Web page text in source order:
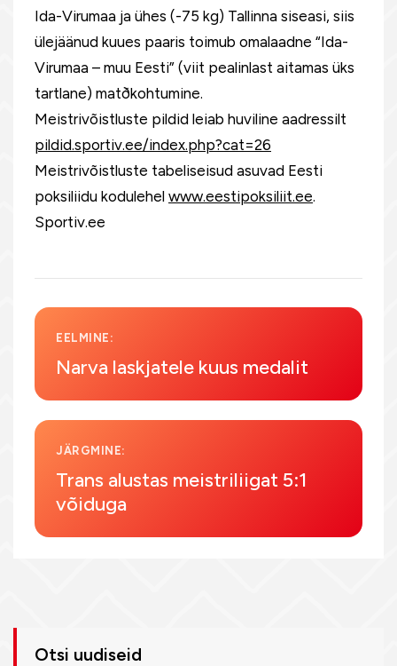
Ida-Virumaa ja ühes (-75 kg) Tallinna siseasi, siis
ülejäänud kuues paaris toimub omalaadne “Ida-
Virumaa – muu Eesti” (viit pealinlast aitamas üks
tartlane) matðkohtumine.
Meistrivõistluste pildid leiab huviline aadressilt
pildid.sportiv.ee/index.php?cat=26
Meistrivõistluste tabeliseisud asuvad Eesti
poksiliidu kodulehel www.eestipoksiliit.ee.
Sportiv.ee
EELMINE:
Narva laskjatele kuus medalit
JÄRGMINE:
Trans alustas meistriliigat 5:1
võiduga
Otsi uudiseid